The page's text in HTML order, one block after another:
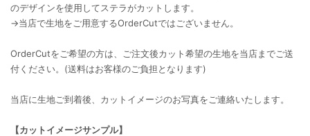
のデザインを使用してステラがカットします。
→当店で生地をご用意するOrderCutではございません。
OrderCutをご希望の方は、ご注文後カット希望の生地を当店までご送
付ください。(送料はお客様のご負担となります)
当店に生地ご到着後、カットイメージのお写真をご連絡いたします。
【カットイメージサンプル】